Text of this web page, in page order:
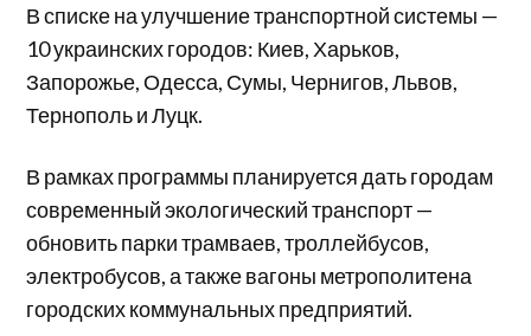
В списке на улучшение транспортной системы —
10 украинских городов: Киев, Харьков,
Запорожье, Одесса, Сумы, Чернигов, Львов,
Тернополь и Луцк.
В рамках программы планируется дать городам
современный экологический транспорт —
обновить парки трамваев, троллейбусов,
электробусов, а также вагоны метрополитена
городских коммунальных предприятий.